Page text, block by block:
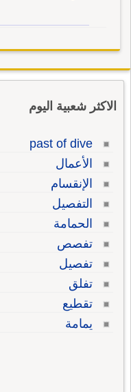
الاكثر شعبية اليوم
past of dive
الأعمال
الإنقسام
التفصيل
الحمامة
تفصص
تفصيل
تفلق
تقطيع
يمامة